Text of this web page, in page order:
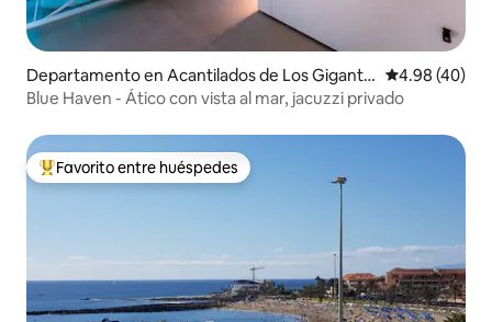
Departamento en Acantilados de Los Gigante
s
Calificación
4.98 (40)
Blue Haven - Ático con vista al mar, jacuzzi privado
De los mejores en Favorito entre huéspedes
Favorito entre huéspedes